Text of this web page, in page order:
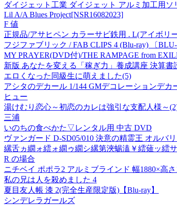
ダイジェット工業 ダイジェット アルミ加工用ソ
Lil A/A Blues Project[NSR16082023]
F 値
正規品/アサヒペン カラーサビ鉄用 . L(アイボリ
フジファブリック / FAB CLIPS 4 (Blu-ray) 〔BLU-
MY PRAYER(DVD付)/THE RAMPAGE from
新版 あなたを変える「稼ぎ力」養成講座 決算書
エロくなった同級生に萌えました(5)
アシタのデカール 1/144 GMデコレーションデ
ヒュー
湯けむり恋心～初恋のカレは強引な支配人様～
三浦
いのちの食べかた▽レンタル用 中古 DVD
ヴァンガード D-SD05/010 決意の精霊王 オルバ
縲舌ヵ繝ォ繧ォ繝ゥ繝シ縲第浹蜴溘￥繧薙ッ繧
R の場合
ニチベイ ポポラ2 アルミブラインド 幅1880×高
私の兄は人を殺めました 4
夏目友人帳 漆 2(完全生産限定版)【Blu-ray】
シンデレラガールズ